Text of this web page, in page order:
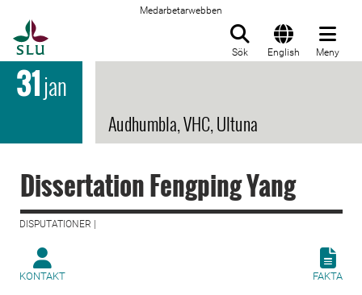
Medarbetarwebben
Sök English Meny
31jan
Audhumbla, VHC, Ultuna
Dissertation Fengping Yang
DISPUTATIONER |
KONTAKT FAKTA